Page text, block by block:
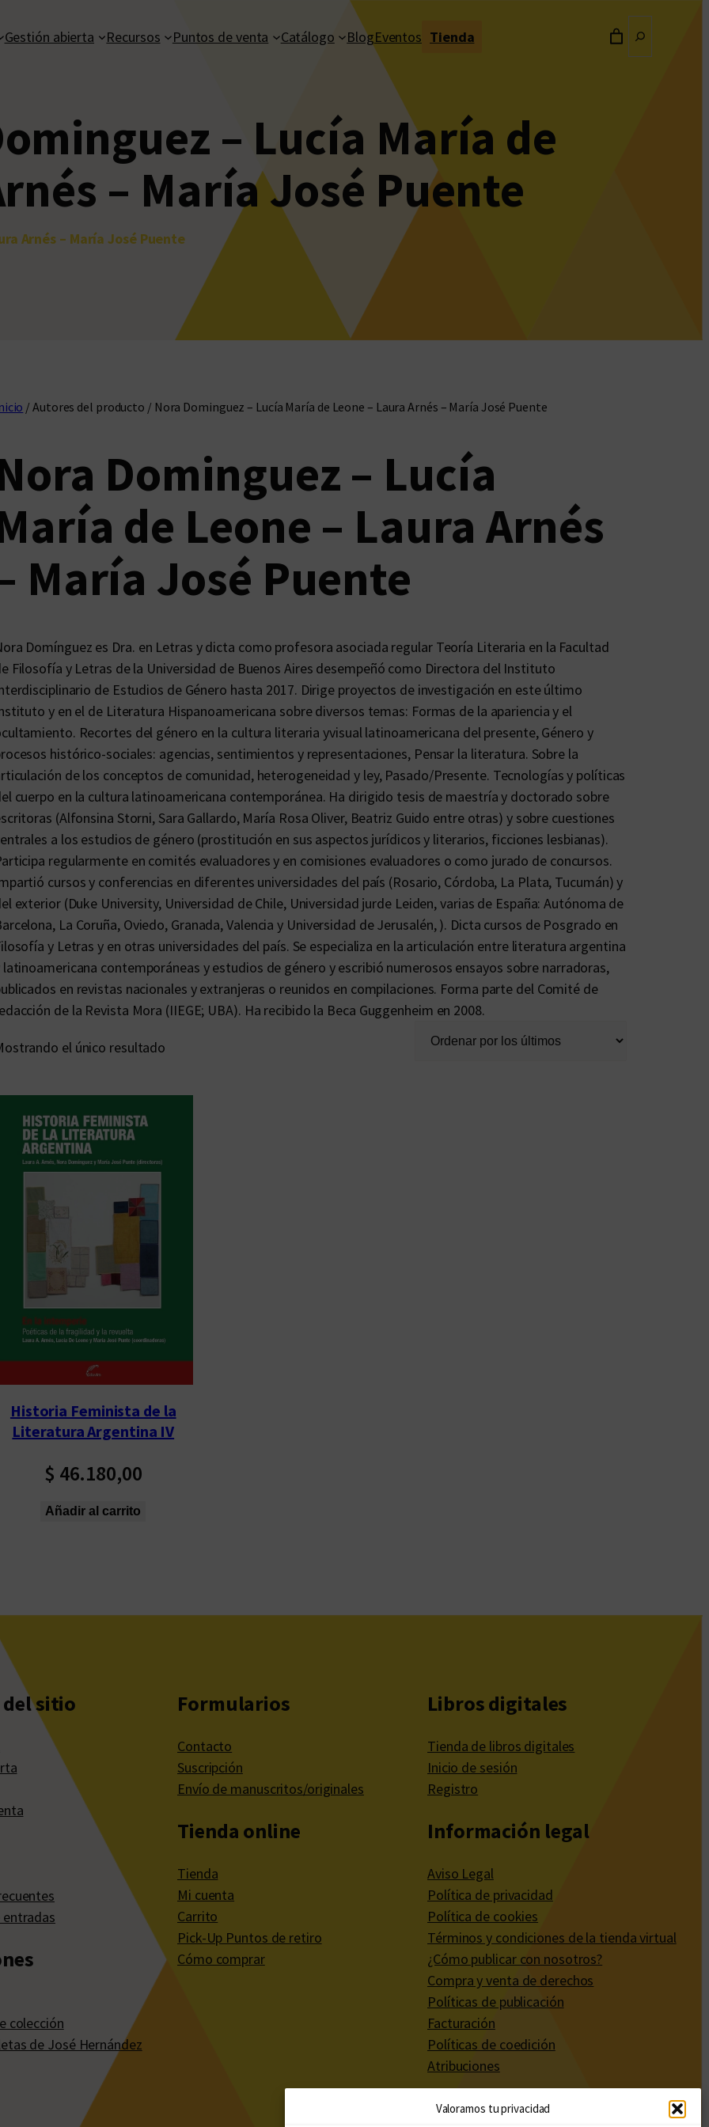
Valoramos tu privacidad
Gestión abierta Recursos Puntos de venta Catálogo BlogEventos Tienda
– Lucía María de
– María José Puente
Arnés – María José Puente
/ Autores del producto / Nora Dominguez – Lucía María de Leone – Laura Arnés – María José Puente
Dominguez – Lucía
de Leone – Laura Arnés
María José Puente
Domínguez es Dra. en Letras y dicta como profesora asociada regular Teoría Literaria en la Facultad
Filosofía y Letras de la Universidad de Buenos Aires desempeñó como Directora del Instituto
de Estudios de Género hasta 2017. Dirige proyectos de investigación en este último
y en el de Literatura Hispanoamericana sobre diversos temas: Formas de la apariencia y el
Recortes del género en la cultura literaria yvisual latinoamericana del presente, Género y
histórico-sociales: agencias, sentimientos y representaciones, Pensar la literatura. Sobre la
de los conceptos de comunidad, heterogeneidad y ley, Pasado/Presente. Tecnologías y políticas
cuerpo en la cultura latinoamericana contemporánea. Ha dirigido tesis de maestría y doctorado sobre
(Alfonsina Storni, Sara Gallardo, María Rosa Oliver, Beatriz Guido entre otras) y sobre cuestiones
a los estudios de género (prostitución en sus aspectos jurídicos y literarios, ficciones lesbianas).
regularmente en comités evaluadores y en comisiones evaluadores o como jurado de concursos.
cursos y conferencias en diferentes universidades del país (Rosario, Córdoba, La Plata, Tucumán) y
exterior (Duke University, Universidad de Chile, Universidad jurde Leiden, varias de España: Autónoma de
La Coruña, Oviedo, Granada, Valencia y Universidad de Jerusalén, ). Dicta cursos de Posgrado en
y Letras y en otras universidades del país. Se especializa en la articulación entre literatura argentina
latinoamericana contemporáneas y estudios de género y escribió numerosos ensayos sobre narradoras,
en revistas nacionales y extranjeras o reunidos en compilaciones. Forma parte del Comité de
de la Revista Mora (IIEGE; UBA). Ha recibido la Beca Guggenheim en 2008.
el único resultado
Historia Feminista de la
Literatura Argentina IV
$ 46.180,00
Añadir al carrito
del sitio
entradas
colección
de José Hernández
Formularios
Contacto
Suscripción
Envío de manuscritos/originales
Tienda online
Tienda
Mi cuenta
Carrito
Pick-Up Puntos de retiro
Cómo comprar
Libros digitales
Tienda de libros digitales
Inicio de sesión
Registro
Información legal
Aviso Legal
Política de privacidad
Política de cookies
Términos y condiciones de la tienda virtual
¿Cómo publicar con nosotros?
Compra y venta de derechos
Políticas de publicación
Facturación
Políticas de coedición
Atribuciones